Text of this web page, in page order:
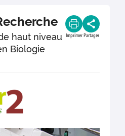
haut niveau
Biologie
Imprimer Partager